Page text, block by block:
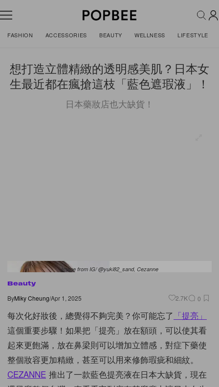
FASHION ACCESSORIES BEAUTY WELLNESS LIFESTYLE
想打造立體精緻的透明感美肌？日本女
生最近都在瘋搶這枝「藍色遮瑕液」！
日本藥妝店也大缺貨！
Image from IG/ @yuki82_sand, Cezanne
Beauty
ByMiky Cheung/Apr 1, 2025 2.7K 0
每次化好妝後，總覺得不夠完美？你可能忘了 「提亮」
這個重要步驟！如果把「提亮」放在額頭，可以使其看
起來更飽滿，放在鼻梁則可以增加立體感，對症下藥使
整個妝容更加精緻，甚至可以用來修飾瑕疵和細紋。
CEZANNE 推出了一款藍色提亮液在日本大缺貨，現在